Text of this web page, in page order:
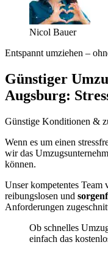
Nicol Bauer
Entspannt umziehen –
Günstiger
Augsburg:
Günstige Konditionen &
Wenn es um einen
wir das
können.
Unser kompetentes Team
reibungslosen und
Anforderungen
Ob schnelles
einfach das